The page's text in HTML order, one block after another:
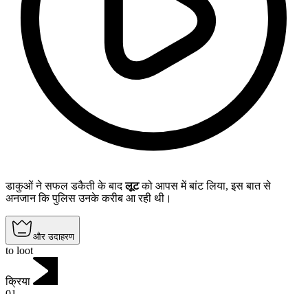
डाकुओं ने सफल डकैती के बादलूटको आपस में बांट लिया, इस बात से
अनजान कि पुलिस उनके करीब आ रही थी।
और उदाहरण
to loot
क्रिया